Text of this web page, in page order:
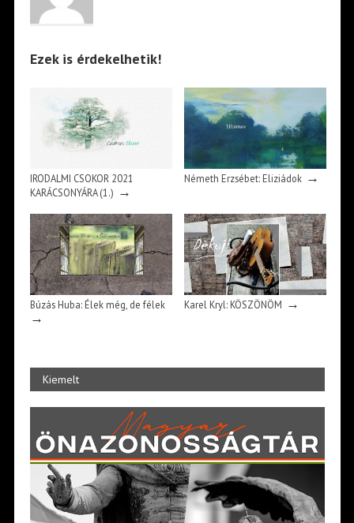
Ezek is érdekelhetik!
IRODALMI CSOKOR 2021
KARÁCSONYÁRA (1.) →
Németh Erzsébet: Eliziádok→
Búzás Huba: Élek még, de félek
→
Karel Kryl: KÖSZÖNÖM →
Kiemelt